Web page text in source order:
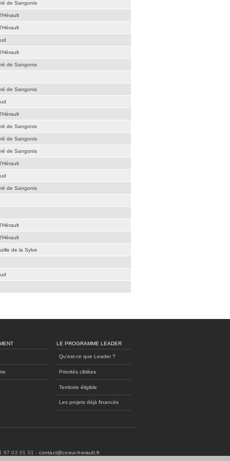
de Sangonis
de Sangonis
de Sangonis
de Sangonis
de Sangonis
de Sangonis
de Sangonis
de la Sylve
LE PROGRAMME LEADER
Qu'est-ce que Leader ?
Priorités ciblées
Territoire éligible
Les projets déjà financés
67 02 01 01 - contact@coeur-herault.fr